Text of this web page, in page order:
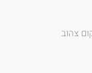
צהוב